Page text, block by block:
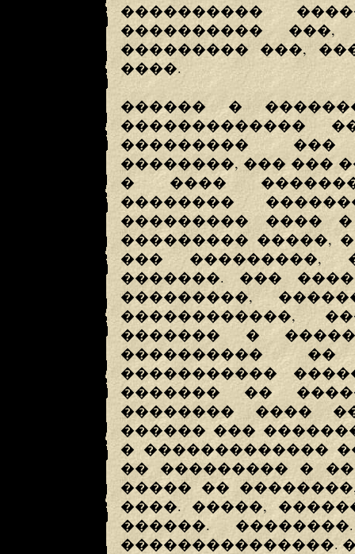
����������
����������
��������� ���,
����.
������ �
�������������
��������� ���
��������, ��� ���
� ����
��������
��������� ����
��������� �����,
��� ���������,
�������. ���
���������,
������������,
������� �
���������� ��
�����������
������� ��
�������� ����
������ ���
� �������������
�� ��������� �
����� ��
����. �����,
������.
���������������.